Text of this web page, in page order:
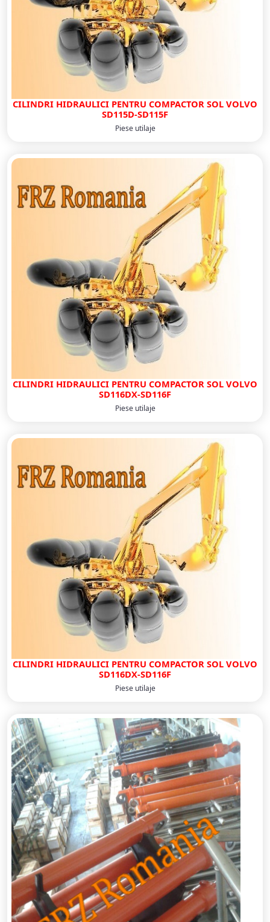
CILINDRI HIDRAULICI PENTRU COMPACTOR SOL VOLVO
SD115D-SD115F
Piese utilaje
CILINDRI HIDRAULICI PENTRU COMPACTOR SOL VOLVO
SD116DX-SD116F
Piese utilaje
CILINDRI HIDRAULICI PENTRU COMPACTOR SOL VOLVO
SD116DX-SD116F
Piese utilaje